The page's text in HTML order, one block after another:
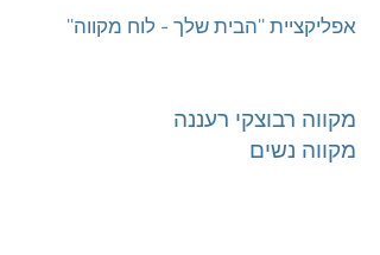
''אפליקציית ''הבית שלך - לוח מקווה
מקווה רבוצקי רעננה
מקווה נשים